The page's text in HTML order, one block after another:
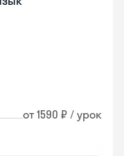
от 1590 ₽ / урок